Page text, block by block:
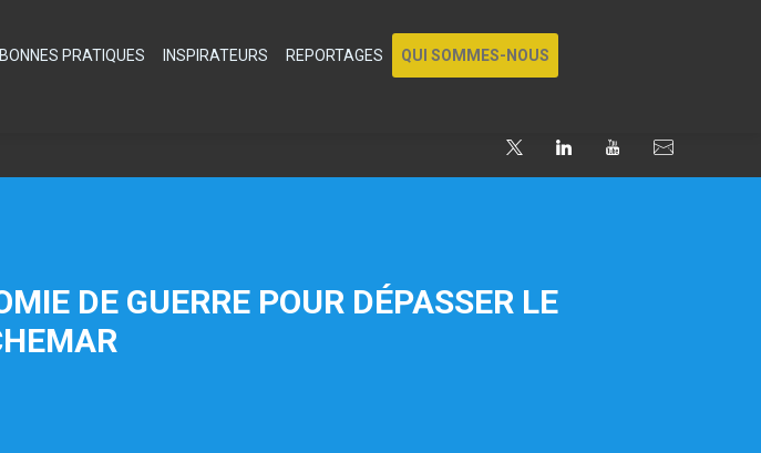
BONNES PRATIQUES INSPIRATEURS REPORTAGES QUI SOMMES-NOUS
DE GUERRE POUR DÉPASSER LE